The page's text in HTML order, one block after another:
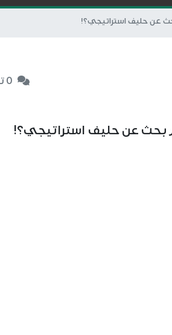
عن حليف استراتيجي؟!
0 تعليق
بحث عن حليف استراتيجي؟!